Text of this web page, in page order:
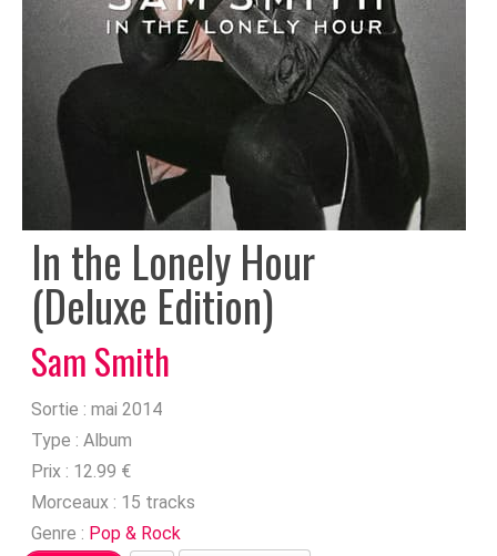
In the Lonely Hour
(Deluxe Edition)
Sam Smith
Sortie : mai 2014
Type : Album
Prix : 12.99 €
Morceaux : 15 tracks
Genre : Pop & Rock